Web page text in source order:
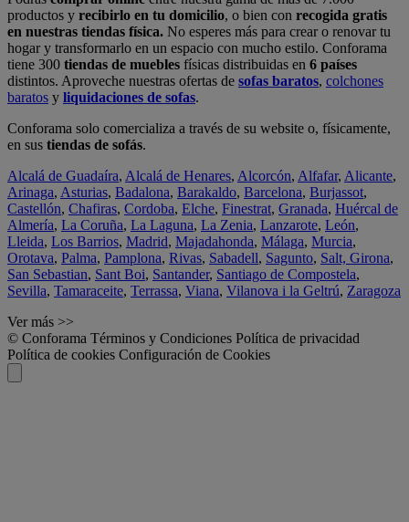
productos y recibirlo en tu domicilio, o bien con recogida gratis
en nuestras tiendas física. No esperes más para crear o renovar tu
hogar y transformarlo en un espacio con mucho estilo. Conforama
tiene 300 tiendas de muebles físicas distribuidas en 6 países
distintos. Aproveche nuestras ofertas de sofas baratos, colchones
baratos y liquidaciones de sofas.
Conforama solo comercializa a través de su website o, físicamente,
en sus tiendas de sofás.
Alcalá de Guadaíra, Alcalá de Henares, Alcorcón, Alfafar, Alicante,
Arinaga, Asturias, Badalona, Barakaldo, Barcelona, Burjassot,
Castellón, Chafiras, Cordoba, Elche, Finestrat, Granada, Huércal de
Almería, La Coruña, La Laguna, La Zenia, Lanzarote, León,
Lleida, Los Barrios, Madrid, Majadahonda, Málaga, Murcia,
Orotava, Palma, Pamplona, Rivas, Sabadell, Sagunto, Salt, Girona,
San Sebastian, Sant Boi, Santander, Santiago de Compostela,
Sevilla, Tamaraceite, Terrassa, Viana, Vilanova i la Geltrú, Zaragoza
Ver más >>
© Conforama Términos y Condiciones Política de privacidad
Política de cookies Configuración de Cookies